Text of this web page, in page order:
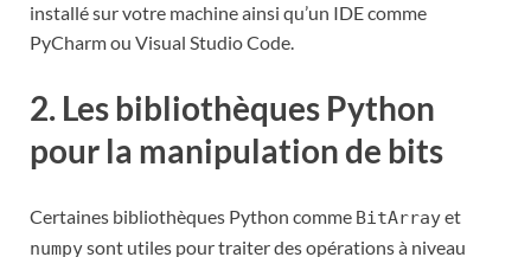
installé sur votre machine ainsi qu’un IDE comme
PyCharm ou Visual Studio Code.
2. Les bibliothèques Python
pour la manipulation de bits
Certaines bibliothèques Python comme BitArrayet
numpysont utiles pour traiter des opérations à niveau